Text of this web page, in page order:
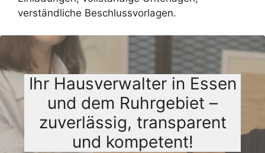
verständliche Beschlussvorlagen.
Ihr Hausverwalter in Essen
und dem Ruhrgebiet –
zuverlässig, transparent
und kompetent!